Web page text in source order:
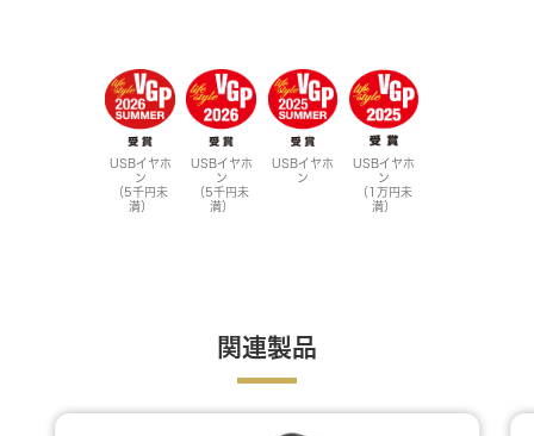
USBイヤホ
ン
（5千円未
満）
USBイヤホ
ン
（5千円未
満）
USBイヤホ
ン
USBイヤホ
ン
（1万円未
満）
関連製品